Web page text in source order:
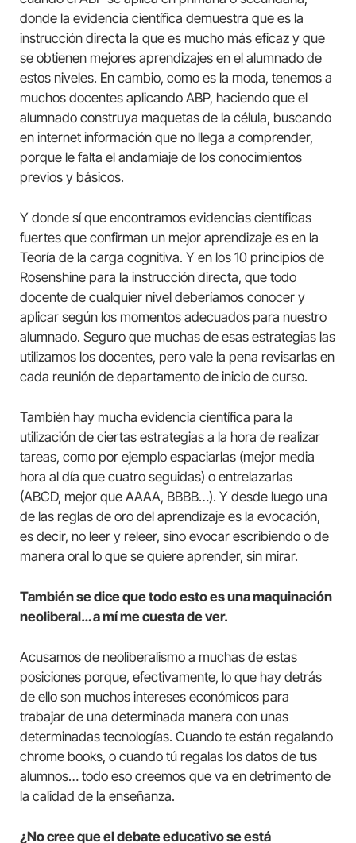
donde la evidencia científica demuestra que es la
instrucción directa la que es mucho más eficaz y que
se obtienen mejores aprendizajes en el alumnado de
estos niveles. En cambio, como es la moda, tenemos a
muchos docentes aplicando ABP, haciendo que el
alumnado construya maquetas de la célula, buscando
en internet información que no llega a comprender,
porque le falta el andamiaje de los conocimientos
previos y básicos.
Y donde sí que encontramos evidencias científicas
fuertes que confirman un mejor aprendizaje es en la
Teoría de la carga cognitiva. Y en los 10 principios de
Rosenshine para la instrucción directa, que todo
docente de cualquier nivel deberíamos conocer y
aplicar según los momentos adecuados para nuestro
alumnado. Seguro que muchas de esas estrategias las
utilizamos los docentes, pero vale la pena revisarlas en
cada reunión de departamento de inicio de curso.
También hay mucha evidencia científica para la
utilización de ciertas estrategias a la hora de realizar
tareas, como por ejemplo espaciarlas (mejor media
hora al día que cuatro seguidas) o entrelazarlas
(ABCD, mejor que AAAA, BBBB…). Y desde luego una
de las reglas de oro del aprendizaje es la evocación,
es decir, no leer y releer, sino evocar escribiendo o de
manera oral lo que se quiere aprender, sin mirar.
También se dice que todo esto es una maquinación
neoliberal… a mí me cuesta de ver.
Acusamos de neoliberalismo a muchas de estas
posiciones porque, efectivamente, lo que hay detrás
de ello son muchos intereses económicos para
trabajar de una determinada manera con unas
determinadas tecnologías. Cuando te están regalando
chrome books, o cuando tú regalas los datos de tus
alumnos… todo eso creemos que va en detrimento de
la calidad de la enseñanza.
¿No cree que el debate educativo se está